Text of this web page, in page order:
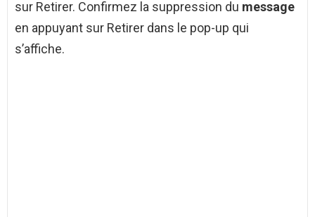
sur Retirer. Confirmez la suppression du message
en appuyant sur Retirer dans le pop-up qui
s’affiche.